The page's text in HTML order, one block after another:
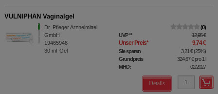
VULNIPHAN Vaginalgel
Dr. Pfleger Arzneimittel
GmbH
19465948
30 ml Gel
0
UVP** 12,95 €
Unser Preis* 9,74 €
Sie sparen 3,21 €(25%)
Grundpreis
324,67 €pro 1 l
MHD:
02/2027
Details